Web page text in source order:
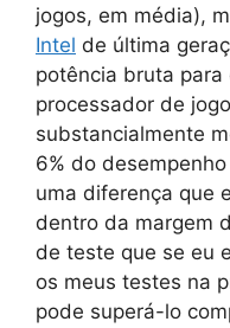
jogos, em média),
Intel de última
potência bruta
processador de
substancialmente
6% do
uma diferença que
dentro da margem
de teste que se eu
os meus testes na
pode superá-lo